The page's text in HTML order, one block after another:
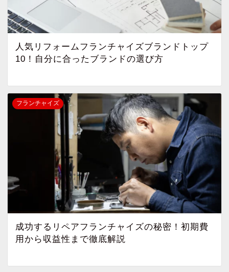
人気リフォームフランチャイズブランドトップ
10！自分に合ったブランドの選び方
フランチャイズ
成功するリペアフランチャイズの秘密！初期費
用から収益性まで徹底解説